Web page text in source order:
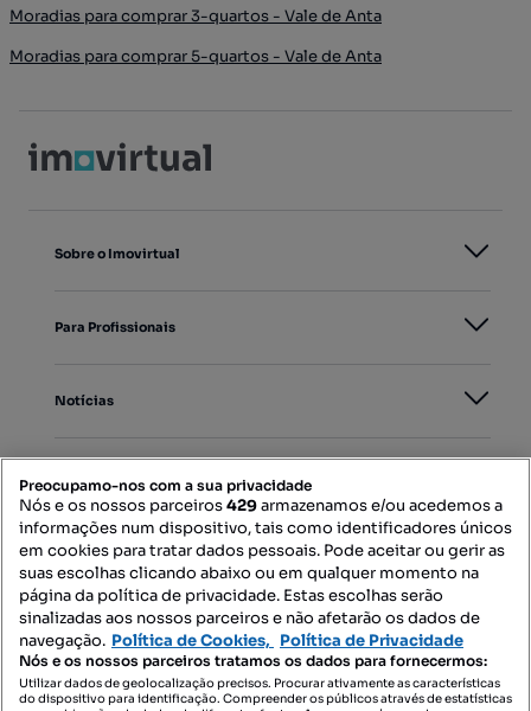
Moradias para comprar 3-quartos - Vale de Anta
Moradias para comprar 5-quartos - Vale de Anta
Sobre o Imovirtual
Para Profissionais
Notícias
Mapa do Site
Contacte-nos
SIGA-NOS:
Preocupamo-nos com a sua privacidade
Nós e os nossos parceiros429armazenamos e/ou acedemos a
informações num dispositivo, tais como identificadores únicos
em cookies para tratar dados pessoais. Pode aceitar ou gerir as
suas escolhas clicando abaixo ou em qualquer momento na
página da política de privacidade. Estas escolhas serão
sinalizadas aos nossos parceiros e não afetarão os dados de
navegação. Política de Cookies, Política de Privacidade
Nós e os nossos parceiros tratamos os dados para fornecermos:
Utilizar dados de geolocalização precisos. Procurar ativamente as características
do dispositivo para identificação. Compreender os públicos através de estatísticas